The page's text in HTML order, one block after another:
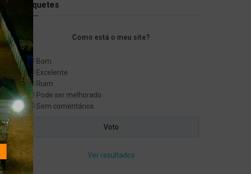
Enquetes
Como está o meu site?
Bom
Excelente
Ruim
Pode ser melhorado
Sem comentários
Ver resultados